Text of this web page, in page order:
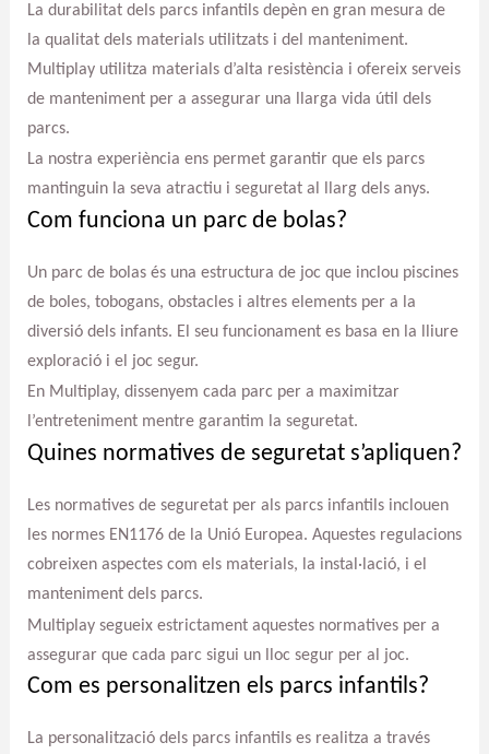
La durabilitat dels parcs infantils depèn en gran mesura de
la qualitat dels materials utilitzats i del manteniment.
Multiplay utilitza materials d’alta resistència i ofereix serveis
de manteniment per a assegurar una llarga vida útil dels
parcs.
La nostra experiència ens permet garantir que els parcs
mantinguin la seva atractiu i seguretat al llarg dels anys.
Com funciona un parc de bolas?
Un parc de bolas és una estructura de joc que inclou piscines
de boles, tobogans, obstacles i altres elements per a la
diversió dels infants. El seu funcionament es basa en la lliure
exploració i el joc segur.
En Multiplay, dissenyem cada parc per a maximitzar
l’entreteniment mentre garantim la seguretat.
Quines normatives de seguretat s’apliquen?
Les normatives de seguretat per als parcs infantils inclouen
les normes EN1176 de la Unió Europea. Aquestes regulacions
cobreixen aspectes com els materials, la instal·lació, i el
manteniment dels parcs.
Multiplay segueix estrictament aquestes normatives per a
assegurar que cada parc sigui un lloc segur per al joc.
Com es personalitzen els parcs infantils?
La personalització dels parcs infantils es realitza a través